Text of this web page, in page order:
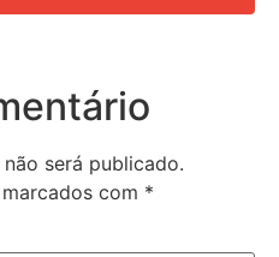
será publicado.
com *